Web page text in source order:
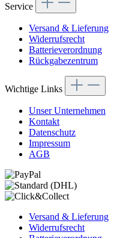
Service
Versand & Lieferung
Widerrufsrecht
Batterieverordnung
Rückgabezentrum
Wichtige Links
Unser Unternehmen
Kontakt
Datenschutz
Impressum
AGB
Versand & Lieferung
Widerrufsrecht